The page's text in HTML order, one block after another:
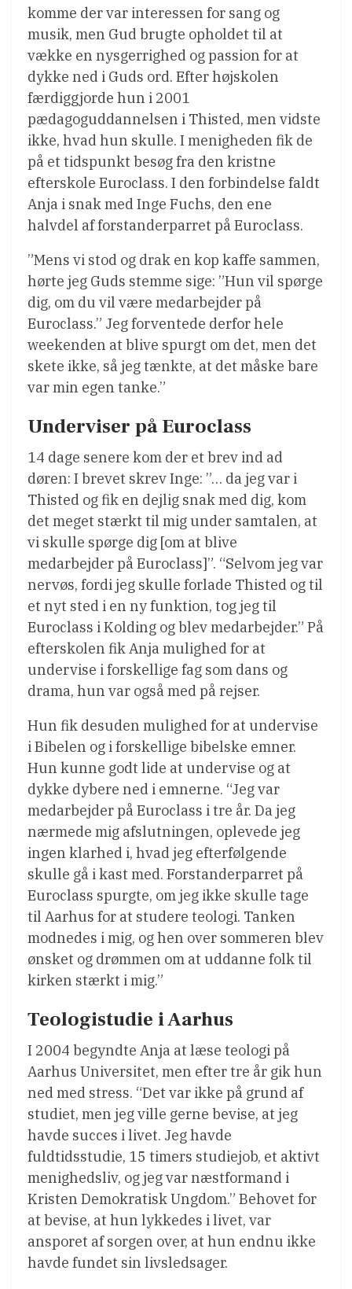
komme der var interessen for sang og
musik, men Gud brugte opholdet til at
vække en nysgerrighed og passion for at
dykke ned i Guds ord. Efter højskolen
færdiggjorde hun i 2001
pædagoguddannelsen i Thisted, men vidste
ikke, hvad hun skulle. I menigheden fik de
på et tidspunkt besøg fra den kristne
efterskole Euroclass. I den forbindelse faldt
Anja i snak med Inge Fuchs, den ene
halvdel af forstanderparret på Euroclass.
”Mens vi stod og drak en kop kaffe sammen,
hørte jeg Guds stemme sige: ”Hun vil spørge
dig, om du vil være medarbejder på
Euroclass.” Jeg forventede derfor hele
weekenden at blive spurgt om det, men det
skete ikke, så jeg tænkte, at det måske bare
var min egen tanke.”
Underviser på Euroclass
14 dage senere kom der et brev ind ad
døren: I brevet skrev Inge: ”… da jeg var i
Thisted og fik en dejlig snak med dig, kom
det meget stærkt til mig under samtalen, at
vi skulle spørge dig [om at blive
medarbejder på Euroclass]”. “Selvom jeg var
nervøs, fordi jeg skulle forlade Thisted og til
et nyt sted i en ny funktion, tog jeg til
Euroclass i Kolding og blev medarbejder.” På
efterskolen fik Anja mulighed for at
undervise i forskellige fag som dans og
drama, hun var også med på rejser.
Hun fik desuden mulighed for at undervise
i Bibelen og i forskellige bibelske emner.
Hun kunne godt lide at undervise og at
dykke dybere ned i emnerne. “Jeg var
medarbejder på Euroclass i tre år. Da jeg
nærmede mig afslutningen, oplevede jeg
ingen klarhed i, hvad jeg efterfølgende
skulle gå i kast med. Forstanderparret på
Euroclass spurgte, om jeg ikke skulle tage
til Aarhus for at studere teologi. Tanken
modnedes i mig, og hen over sommeren blev
ønsket og drømmen om at uddanne folk til
kirken stærkt i mig.”
Teologistudie i Aarhus
I 2004 begyndte Anja at læse teologi på
Aarhus Universitet, men efter tre år gik hun
ned med stress. “Det var ikke på grund af
studiet, men jeg ville gerne bevise, at jeg
havde succes i livet. Jeg havde
fuldtidsstudie, 15 timers studiejob, et aktivt
menighedsliv, og jeg var næstformand i
Kristen Demokratisk Ungdom.” Behovet for
at bevise, at hun lykkedes i livet, var
ansporet af sorgen over, at hun endnu ikke
havde fundet sin livsledsager.